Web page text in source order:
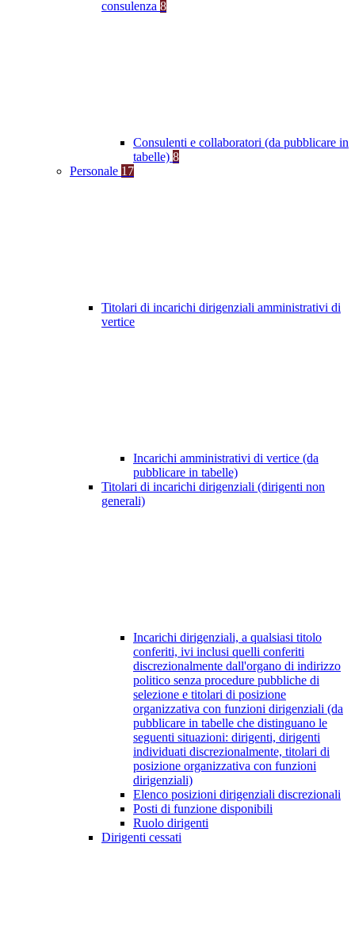
consulenza 8
Consulenti e collaboratori (da pubblicare in
tabelle) 8
Personale 17
Titolari di incarichi dirigenziali amministrativi di
vertice
Incarichi amministrativi di vertice (da
pubblicare in tabelle)
Titolari di incarichi dirigenziali (dirigenti non
generali)
Incarichi dirigenziali, a qualsiasi titolo
conferiti, ivi inclusi quelli conferiti
discrezionalmente dall'organo di indirizzo
politico senza procedure pubbliche di
selezione e titolari di posizione
organizzativa con funzioni dirigenziali (da
pubblicare in tabelle che distinguano le
seguenti situazioni: dirigenti, dirigenti
individuati discrezionalmente, titolari di
posizione organizzativa con funzioni
dirigenziali)
Elenco posizioni dirigenziali discrezionali
Posti di funzione disponibili
Ruolo dirigenti
Dirigenti cessati